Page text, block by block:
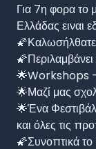
Για 7η φορα το
Ελλάδας ειναι
🌠Περιλαμβάνει
🌟Workshops
🌟Μαζί μας
🌟Ένα Φεστιβάλ
και όλες τις
🌠Συνοπτικά